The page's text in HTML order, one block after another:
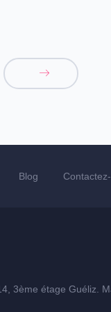
Blog
3ème étage Guéliz.